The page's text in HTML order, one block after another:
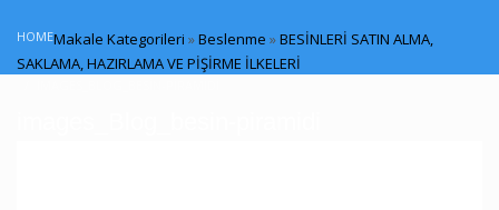
HOMEMakale Kategorileri »Beslenme »BESİNLERİ SATIN ALMA,
SAKLAMA, HAZIRLAMA VE PİŞİRME İLKELERİ